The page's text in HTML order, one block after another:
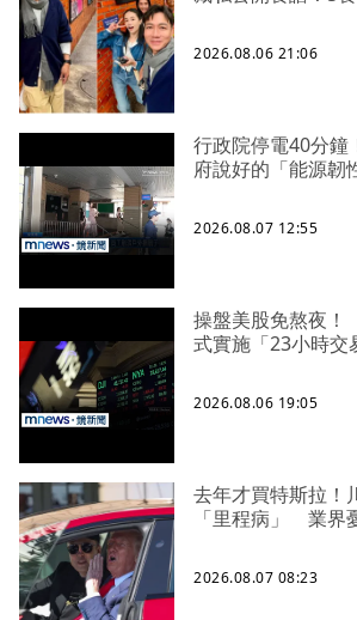
2026.08.06 21:06
行政院停電40分
府說好的「能源韌
2026.08.07 12:55
操盤美股免熬夜
式實施「23小時交
2026.08.06 19:05
去年才買特斯拉！
「里程病」 業界
2026.08.07 08:23